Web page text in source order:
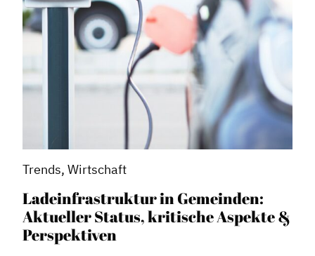
Trends, Wirtschaft
Ladeinfrastruktur in Gemeinden:
Aktueller Status, kritische Aspekte &
Perspektiven